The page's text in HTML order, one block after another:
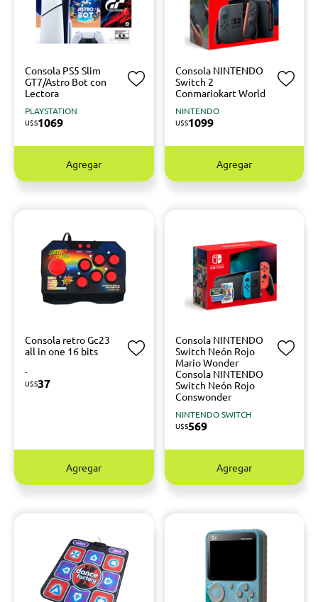
Consola PS5 Slim
GT7/Astro Bot con
Lectora
PLAYSTATION
U$S1069
Agregar
Consola NINTENDO
Switch 2
Conmariokart World
NINTENDO
U$S1099
Agregar
Consola retro Gc23
all in one 16 bits
-
U$S37
Agregar
Consola NINTENDO
Switch Neón Rojo
Mario Wonder
Consola NINTENDO
Switch Neón Rojo
Conswonder
NINTENDO SWITCH
U$S569
Agregar